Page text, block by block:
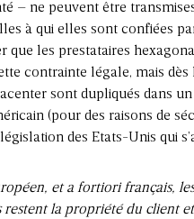
– ne peuvent être
à qui elles sont confiées
que les prestataires
contrainte légale, mais dès
sont dupliqués dans
(pour des raisons de
des Etats-Unis qui
et a fortiori français,
restent la propriété du client